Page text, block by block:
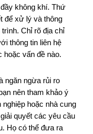
không khí. Thứ
để xử lý và thông
Chỉ rõ địa chỉ
thông tin liên hệ
vấn đề nào.
ngăn ngừa rủi ro
nên tham khảo ý
hoặc nhà cung
quyết các yêu cầu
Họ có thể đưa ra